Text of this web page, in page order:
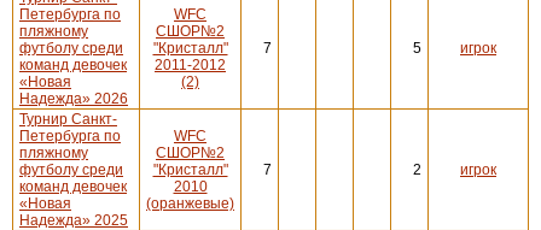
Петербурга по
пляжному
футболу среди
команд девочек
«Новая
Надежда» 2026
WFC
СШОР№2
"Кристалл"
2011-2012
(2)
7 5 игрок
Турнир Санкт-
Петербурга по
пляжному
футболу среди
команд девочек
«Новая
Надежда» 2025
WFC
СШОР№2
"Кристалл"
2010
(оранжевые)
7 2 игрок